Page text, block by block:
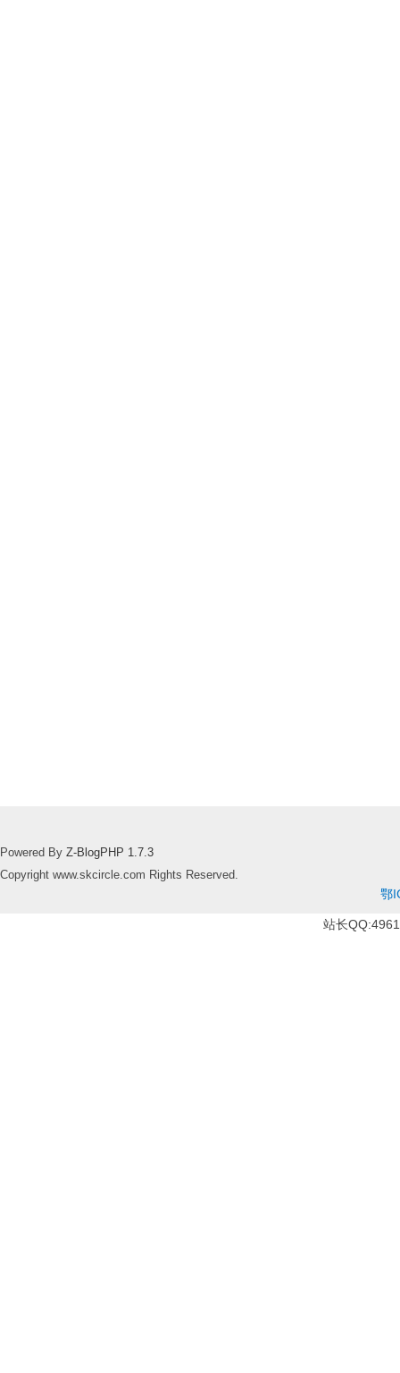
Powered By Z-BlogPHP 1.7.3
Copyright www.skcircle.com Rights Reserved.
鄂
站长